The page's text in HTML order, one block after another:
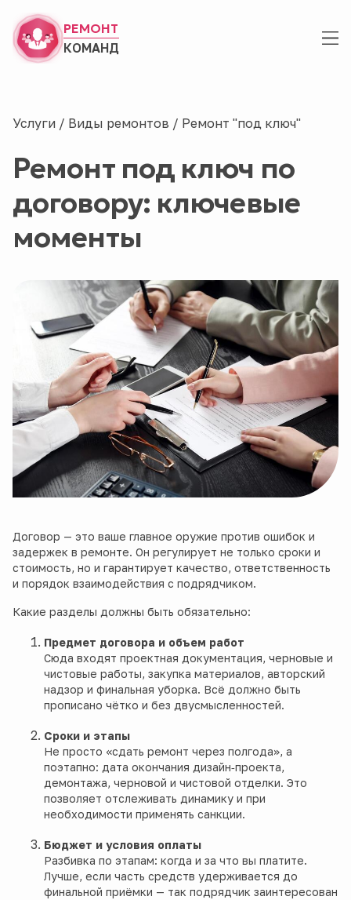
РЕМОНТ
КОМАНД
Услуги / Виды ремонтов / Ремонт "под ключ"
Ремонт под ключ по
договору: ключевые
моменты
Договор — это ваше главное оружие против ошибок и
задержек в ремонте. Он регулирует не только сроки и
стоимость, но и гарантирует качество, ответственность
и порядок взаимодействия с подрядчиком.
Какие разделы должны быть обязательно:
Предмет договора и объем работ
Сюда входят проектная документация, черновые и
чистовые работы, закупка материалов, авторский
надзор и финальная уборка. Всё должно быть
прописано чётко и без двусмысленностей.
Сроки и этапы
Не просто «сдать ремонт через полгода», а
поэтапно: дата окончания дизайн‑проекта,
демонтажа, черновой и чистовой отделки. Это
позволяет отслеживать динамику и при
необходимости применять санкции.
Бюджет и условия оплаты
Разбивка по этапам: когда и за что вы платите.
Лучше, если часть средств удерживается до
финальной приёмки — так подрядчик заинтересован